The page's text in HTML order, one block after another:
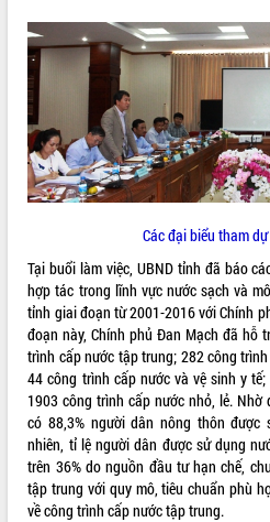
VĂN BẢN HĐND TỈNH
ĐIỂM TIN VĂN BẢN
QUY HOẠCH - KẾ HOẠCH
Các đại biểu tham
Tại buổi làm việc, UBND tỉnh đã báo
hợp tác trong lĩnh vực nước sạch và
tỉnh giai đoạn từ 2001-2016 với Chính
đoạn này, Chính phủ Đan Mạch đã hỗ
trình cấp nước tập trung; 282 công
44 công trình cấp nước và vệ sinh y
1903 công trình cấp nước nhỏ, lẻ.
có 88,3% người dân nông thôn được
nhiên, tỉ lệ người dân được sử dụng
trên 36% do nguồn đầu tư hạn chế,
tập trung với quy mô, tiêu chuẩn phù
về công trình cấp nước tập trung.